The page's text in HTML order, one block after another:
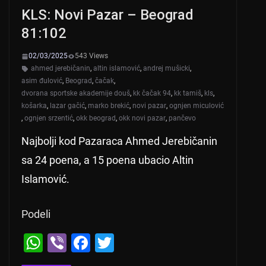
KLS: Novi Pazar – Beograd
81:102
02/03/2025
543 Views
ahmed jerebičanin, altin islamović, andrej mušicki,
asim đulović, Beograd, čačak,
dvorana sportske akademije douš, kk čačak 94, kk tamiš, kls,
košarka, lazar gačić, marko brekić, novi pazar, ognjen miculović
, ognjen srzentić, okk beograd, okk novi pazar, pančevo
Najbolji kod Pazaraca Ahmed Jerebičanin
sa 24 poena, a 15 poena ubacio Altin
Islamović.
Podeli
W Vi F